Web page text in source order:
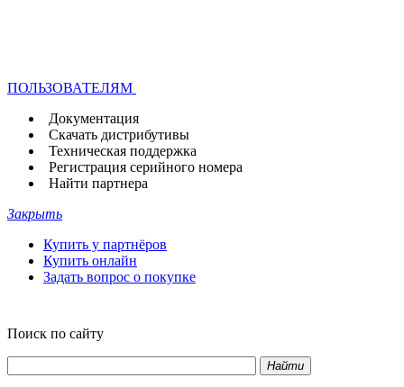
ПОЛЬЗОВАТЕЛЯМ
Документация
Скачать дистрибутивы
Техническая поддержка
Регистрация серийного номера
Найти партнера
Закрыть
Купить у партнёров
Купить онлайн
Задать вопрос о покупке
Поиск по сайту
Найти